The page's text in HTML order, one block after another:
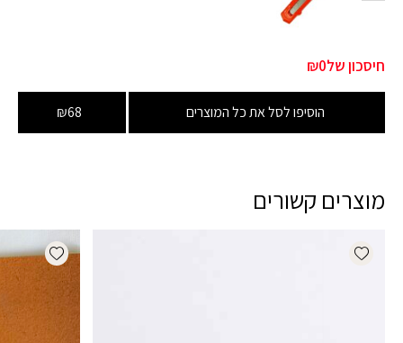
חיסכון של₪0
הוסיפו לסל את כל המוצרים ₪68
מוצרים קשורים
Add wishlist
wishlist